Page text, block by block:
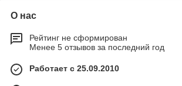
О нас
Рейтинг не сформирован
Менее 5 отзывов за последний год
Работает с 25.09.2010